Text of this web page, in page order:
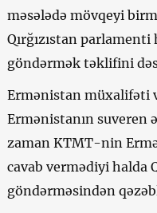
məsələdə mövqeyi
Qırğızıstan
göndərmək təklifini
Ermənistan müxalifəti
Ermənistanın suveren
zaman KTMT-nin
cavab vermədiyi halda
göndərməsindən